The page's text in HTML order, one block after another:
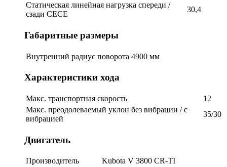
Статическая линейная нагрузка спереди /
сзади СЕСЕ
30,4
Габаритные размеры
Внутренний радиус поворота 4900 мм
Характеристики хода
Макс. транспортная скорость
12
Макс. преодолеваемый уклон без вибрации / с
вибрацией
35/30
Двигатель
Производитель
Kubota V 3800 CR-TI